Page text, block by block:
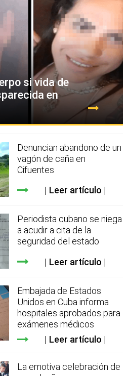
si vida de
en
Denuncian abandono de un
vagón de caña en
Cifuentes
Leer artículo
Periodista cubano se niega
a acudir a cita de la
seguridad del estado
Leer artículo
Embajada de Estados
Unidos en Cuba informa
hospitales aprobados para
exámenes médicos
Leer artículo
La emotiva celebración de